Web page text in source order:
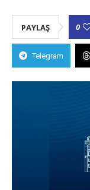
PAYLAŞ 0
Telegram